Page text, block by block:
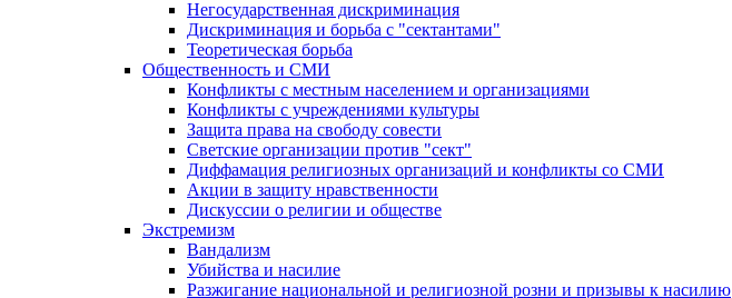
Негосударственная дискриминация
Дискриминация и борьба с "сектантами"
Теоретическая борьба
Общественность и СМИ
Конфликты с местным населением и организациями
Конфликты с учреждениями культуры
Защита права на свободу совести
Светские организации против "сект"
Диффамация религиозных организаций и конфликты со СМИ
Акции в защиту нравственности
Дискуссии о религии и обществе
Экстремизм
Вандализм
Убийства и насилие
Разжигание национальной и религиозной розни и призывы к насилию